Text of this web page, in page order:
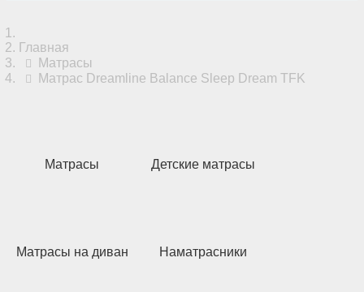
Главная
Матрасы
Матрас Dreamline Balance Sleep Dream TFK
Матрасы Детские матрасы
Матрасы на диван Наматрасники